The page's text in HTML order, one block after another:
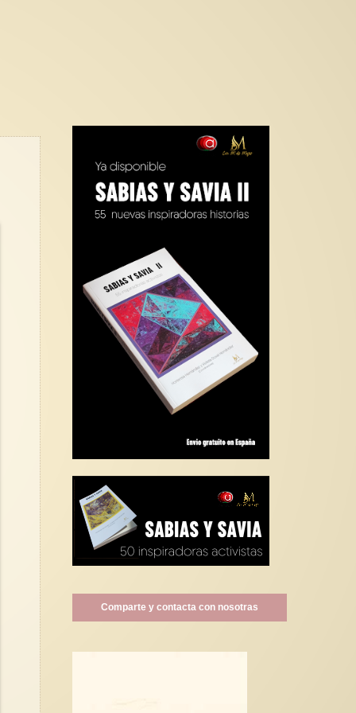
Comparte y contacta con nosotras